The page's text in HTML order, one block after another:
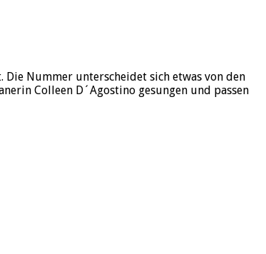
Nummer unterscheidet sich etwas von den
Colleen D´Agostino gesungen und passen